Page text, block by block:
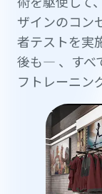
ザインのコン
者テストを実
後も— 、すべ
フトレーニン